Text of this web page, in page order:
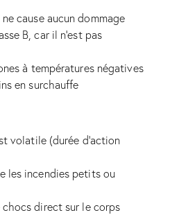
cause aucun dommage
B, car il n’est pas
à températures négatives
en surchauffe
volatile (durée d’action
les incendies petits ou
chocs direct sur le corps